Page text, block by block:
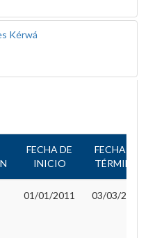
Kérwá
FECHA DE
INICIO
FECHA DE
TÉRMINO
01/01/2011 03/03/2013